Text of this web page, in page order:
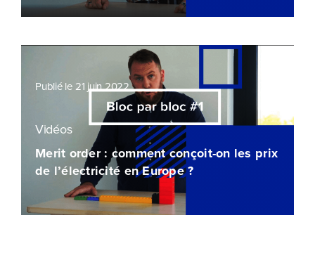
Publié le 21 juin 2022
Vidéos
Merit order : comment conçoit-on les prix
de l’électricité en Europe ?